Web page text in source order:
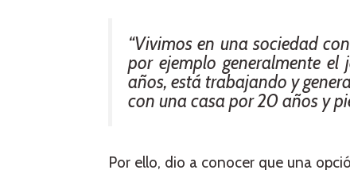
“Vivimos en una sociedad
por ejemplo generalmente
años, está trabajando y
con una casa por 20 años y
Por ello, dio a conocer que una